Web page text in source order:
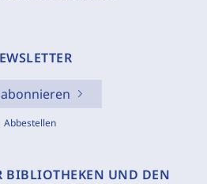
abonnieren
Abbestellen
BIBLIOTHEKEN UND DEN